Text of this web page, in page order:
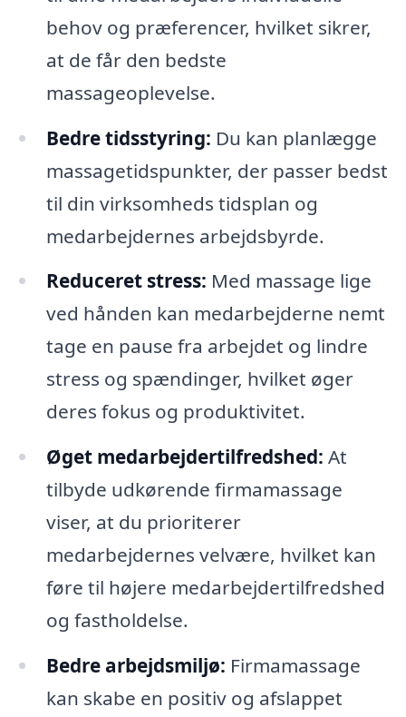
behov og præferencer, hvilket sikrer,
at de får den bedste
massageoplevelse.
Bedre tidsstyring: Du kan planlægge
massagetidspunkter, der passer bedst
til din virksomheds tidsplan og
medarbejdernes arbejdsbyrde.
Reduceret stress: Med massage lige
ved hånden kan medarbejderne nemt
tage en pause fra arbejdet og lindre
stress og spændinger, hvilket øger
deres fokus og produktivitet.
Øget medarbejdertilfredshed: At
tilbyde udkørende firmamassage
viser, at du prioriterer
medarbejdernes velvære, hvilket kan
føre til højere medarbejdertilfredshed
og fastholdelse.
Bedre arbejdsmiljø: Firmamassage
kan skabe en positiv og afslappet